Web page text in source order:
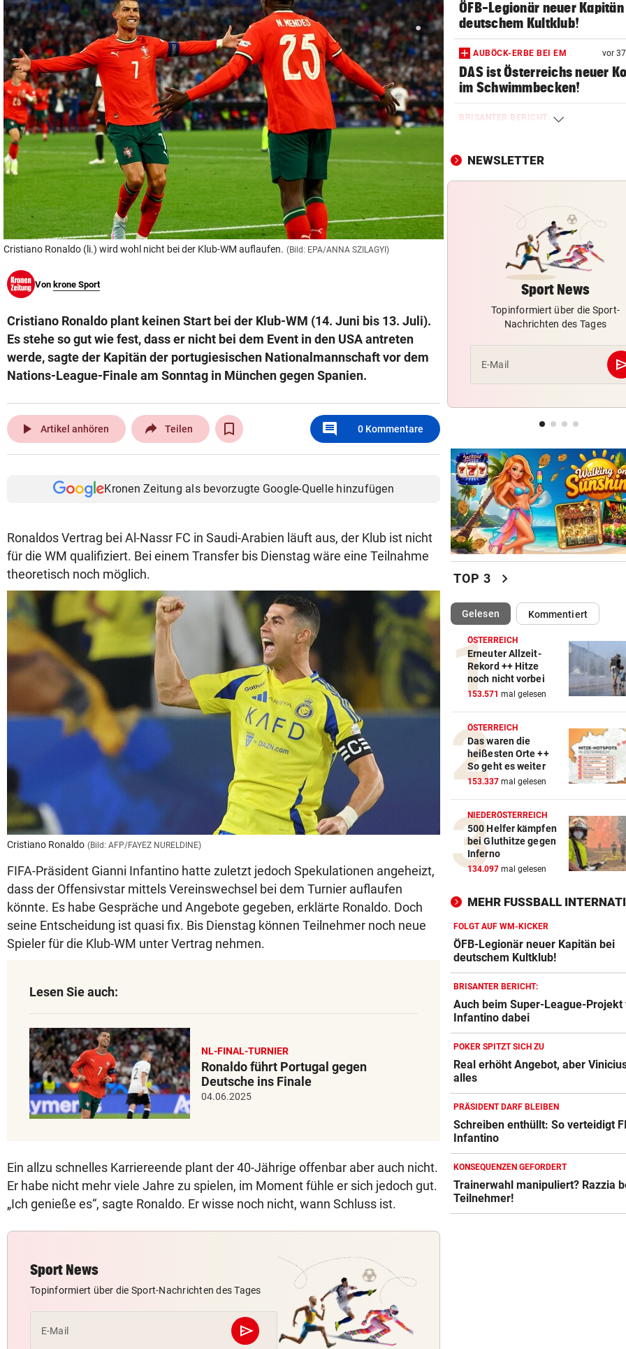
© Krone Multimedia GmbH & Co KG 2026
Muthgasse 2, 1190 Wien
Cristiano Ronaldo (li.) wird wohl nicht bei der Klub-WM auflaufen. (Bild: EPA/ANNA SZILAGYI)
Von krone Sport
Cristiano Ronaldo plant keinen Start bei der Klub-WM (14. Juni bis 13. Juli).
Es stehe so gut wie fest, dass er nicht bei dem Event in den USA antreten
werde, sagte der Kapitän der portugiesischen Nationalmannschaft vor dem
Nations-League-Finale am Sonntag in München gegen Spanien.
play_arrow Artikel anhören Teilen comment 0 Kommentare
Kronen Zeitung als bevorzugte Google-Quelle hinzufügen
Ronaldos Vertrag bei Al-Nassr FC in Saudi-Arabien läuft aus, der Klub ist nicht
für die WM qualifiziert. Bei einem Transfer bis Dienstag wäre eine Teilnahme
theoretisch noch möglich.
Cristiano Ronaldo (Bild: AFP/FAYEZ NURELDINE)
FIFA-Präsident Gianni Infantino hatte zuletzt jedoch Spekulationen angeheizt,
dass der Offensivstar mittels Vereinswechsel bei dem Turnier auflaufen
könnte. Es habe Gespräche und Angebote gegeben, erklärte Ronaldo. Doch
seine Entscheidung ist quasi fix. Bis Dienstag können Teilnehmer noch neue
Spieler für die Klub-WM unter Vertrag nehmen.
Lesen Sie auch:
NL-FINAL-TURNIER
Ronaldo führt Portugal gegen
Deutsche ins Finale
04.06.2025
Ein allzu schnelles Karriereende plant der 40-Jährige offenbar aber auch nicht.
Er habe nicht mehr viele Jahre zu spielen, im Moment fühle er sich jedoch gut.
„Ich genieße es“, sagte Ronaldo. Er wisse noch nicht, wann Schluss ist.
Sport News
Topinformiert über die Sport-Nachrichten des Tages
E-Mail send
Abschicken
ÖFB-Legionär neuer
deutschem Kultklub!
AUBÖCK-ERBE BEI EM vor
DAS ist Österreichs neuer
im Schwimmbecken!
BRISANTER BERICHT:
war Infantino dabei
RÜCKSCHLAG BEI MASTERS
die Koffer packen
POKER SPITZT SICH ZU
Real erhöht Angebot, aber
Vinicius löscht alles
EINST VIZE-WELTMEISTER
Süße Bilder! Ehemaliges
im Baby-Glück
FIFA Infantino
Trainerwahl manipuliert?
bei WM-Teilnehmer!
NEWSLETTER
Sport News
Topinformiert über die Sport-
Nachrichten des Tages
E-Mail
TOP 3 chevron_right
Gelesen(ausgewählt)Kommentiert
ÖSTERREICH
Erneuter Allzeit-
Rekord ++ Hitze
noch nicht vorbei
153.571 mal gelesen
ÖSTERREICH
Das waren die
heißesten Orte ++
So geht es weiter
153.337 mal gelesen
NIEDERÖSTERREICH
500 Helfer kämpfen
bei Gluthitze gegen
Inferno
134.097 mal gelesen
MEHR FUSSBALL
FOLGT AUF WM-KICKER
ÖFB-Legionär neuer Kapitän bei
deutschem Kultklub!
BRISANTER BERICHT:
Auch beim Super-League-Projekt
Infantino dabei
POKER SPITZT SICH ZU
Real erhöht Angebot, aber
alles
PRÄSIDENT DARF BLEIBEN
Schreiben enthüllt: So verteidigt
Infantino
KONSEQUENZEN GEFORDERT
Trainerwahl manipuliert? Razzia
Teilnehmer!